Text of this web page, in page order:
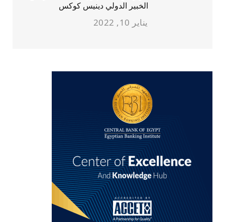
الخبير الدولي دينيس كوكس
يناير 10, 2022